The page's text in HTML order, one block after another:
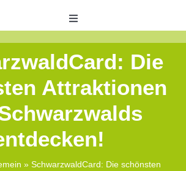
Toggle
Navigation
Bonus
Die
Attraktionen
» SchwarzwaldCard: Die schönsten